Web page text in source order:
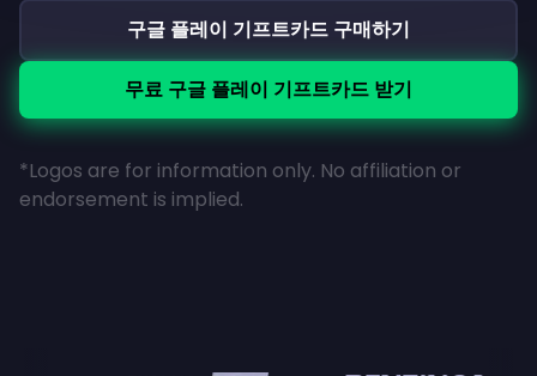
구글 플레이 기프트카드 구매하기
무료 구글 플레이 기프트카드 받기
*Logos are for information only. No affiliation or
endorsement is implied.